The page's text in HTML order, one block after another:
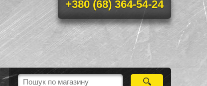
+380 (68) 364-54-24